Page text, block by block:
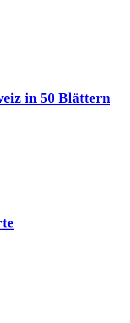
in 50 Blättern